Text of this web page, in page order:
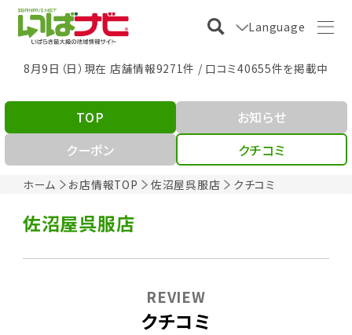
Language
8月9日（日）現在 店舗情報9271件 / 口コミ40655件を掲載中
ホーム お店情報TOP 佐沼屋呉服店 クチコミ
TOP
お知らせ
クーポン
クチコミ
佐沼屋呉服店
クチコミ
REVIEW